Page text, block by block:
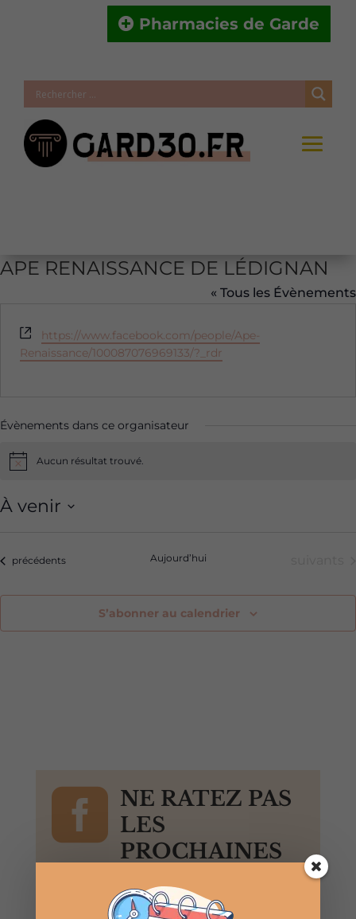
Pharmacies de Garde
APE RENAISSANCE DE LÉDIGNAN
« Tous les Évènements
Site
web
https://www.facebook.com/people/Ape-
Renaissance/100087076969133/?_rdr
Évènements dans ce organisateur
NoticeAucun résultat trouvé.
À venir
Évènements
précédents Aujourd’hui
S’abonner au calendrier

NE RATEZ PAS
LES
PROCHAINES
Suivez lapage Facebook